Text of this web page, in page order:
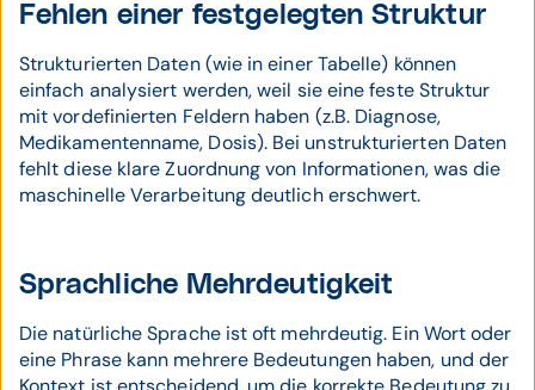
Fehlen einer festgelegten Struktur
Strukturierten Daten (wie in einer Tabelle) können
einfach analysiert werden, weil sie eine feste Struktur
mit vordefinierten Feldern haben (z.B. Diagnose,
Medikamentenname, Dosis). Bei unstrukturierten Daten
fehlt diese klare Zuordnung von Informationen, was die
maschinelle Verarbeitung deutlich erschwert.
Sprachliche Mehrdeutigkeit
Die natürliche Sprache ist oft mehrdeutig. Ein Wort oder
eine Phrase kann mehrere Bedeutungen haben, und der